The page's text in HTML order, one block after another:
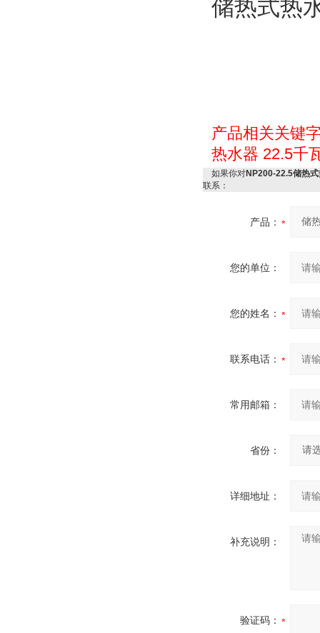
储热式热
产品相关关键
热水器 22.5千
如果你对NP200-22.5储热
联系：
产品：
您的单位：
您的姓名：
联系电话：
常用邮箱：
省份：
详细地址：
补充说明：
验证码：